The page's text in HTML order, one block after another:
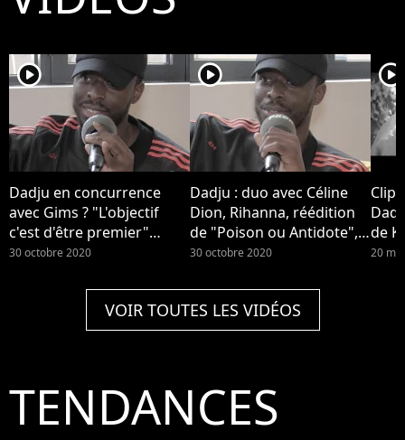
player2
Dadju en concurrence
avec Gims ? "L'objectif
c'est d'être premier"
(Interview)
30 octobre 2020
player2
Dadju : duo avec Céline
Dion, Rihanna, réédition
de "Poison ou Antidote",
image de loveur... Il se
30 octobre 2020
player2
Clip
de
20
VOIR TOUTES LES VIDÉOS
TENDANCES